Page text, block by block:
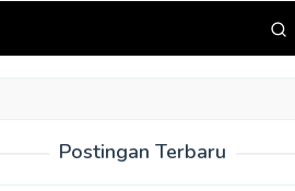
Postingan Terbaru